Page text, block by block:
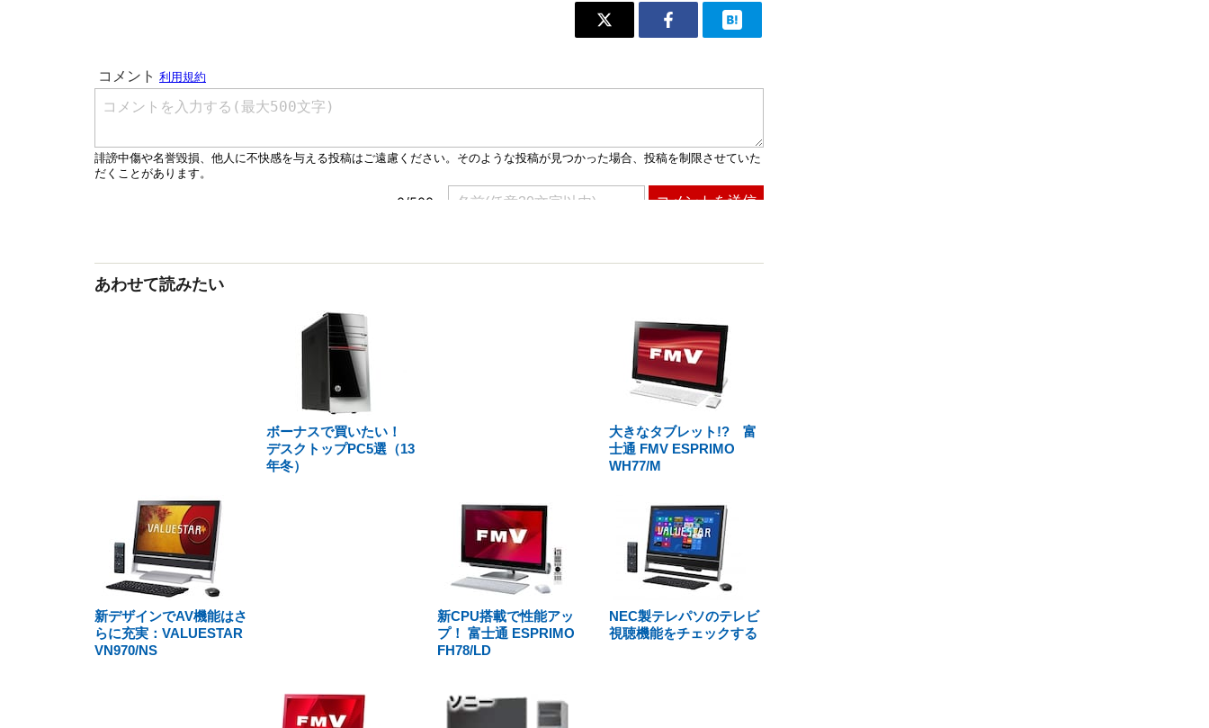
あわせて読みたい
ボーナスで買いたい！
デスクトップPC5選（13
年冬）
大きなタブレット!? 富
士通 FMV ESPRIMO
WH77/M
新デザインでAV機能はさ
らに充実：VALUESTAR
VN970/NS
新CPU搭載で性能アッ
プ！ 富士通 ESPRIMO
FH78/LD
NEC製テレパソのテレビ
視聴機能をチェックする